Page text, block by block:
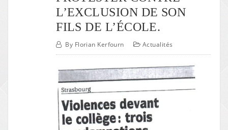
L’EXCLUSION DE SON
FILS DE L’ÉCOLE.
By Florian Kerfourn Actualités